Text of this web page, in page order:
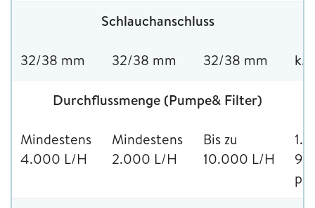
Schlauchanschluss
32/38 mm 32/38 mm 32/38 mm
Durchflussmenge (Pumpe& Filter)
Mindestens
4.000 L/H
Mindestens
2.000 L/H
Bis zu
10.000 L/H